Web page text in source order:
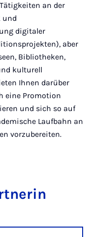
an der
und
digitaler
aber
Bibliotheken,
kulturell
Ihnen darüber
eine Promotion
und sich so auf
Laufbahn an
vorzubereiten.